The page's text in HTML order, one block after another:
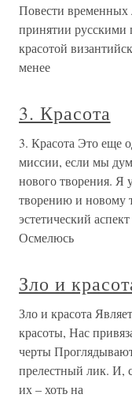
Повести временных
принятии русскими
красотой
менее
3. Красота
3. Красота Это еще
миссии, если мы
нового творения. Я
творению и новому
эстетический
Осмелюсь
Зло и
Зло и красота
красоты, Нас
черты
прелестный лик. И,
их – хоть на